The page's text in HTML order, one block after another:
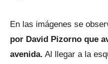
En las imágenes se
por David Pizorno que
avenida. Al llegar a la